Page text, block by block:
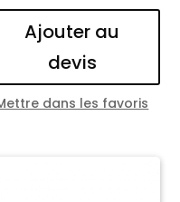
Ajouter au
devis
dans les favoris